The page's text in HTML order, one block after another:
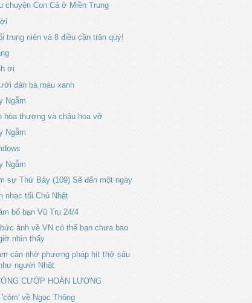
chuyện Con Cá ở Miền Trung
trung niên và 8 điều cần trân quý!
ơi
đàn bà màu xanh
Ngẫm
hòa thượng và chậu hoa vỡ
Ngẫm
Ngẫm
sự Thứ Bảy (109) Sẽ đến một ngày
nhạc tối Chủ Nhật
bố bạn Vũ Trụ 24/4
ảnh về VN có thể bạn chưa bao
nhìn thấy
cân nhờ phương pháp hít thở sâu
người Nhật
CƯỚP HOÀN LƯƠNG
'còm' về Ngọc Thông